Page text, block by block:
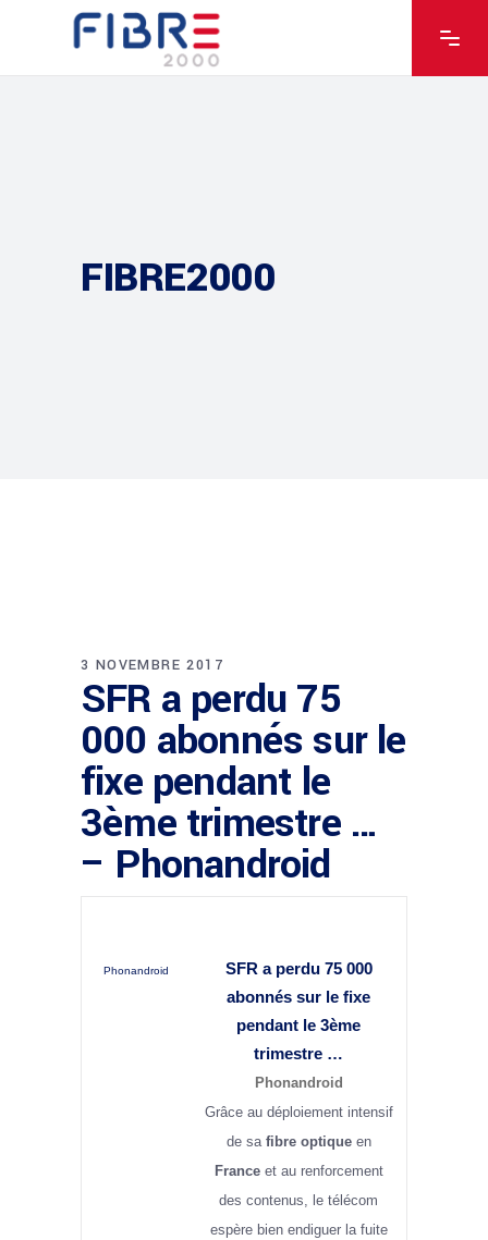
FIBRE2000
3 NOVEMBRE 2017
SFR a perdu 75
000 abonnés sur le
fixe pendant le
3ème trimestre …
– Phonandroid
Phonandroid
SFR a perdu 75 000
abonnés sur le fixe
pendant le 3ème
trimestre …
Phonandroid
Grâce au déploiement intensif
de sa fibre optiqueen
Franceet au renforcement
des contenus, le télécom
espère bien endiguer la fuite